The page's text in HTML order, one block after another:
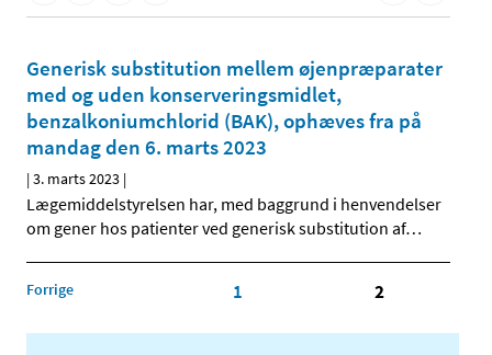
Generisk substitution mellem øjenpræparater
med og uden konserveringsmidlet,
benzalkoniumchlorid (BAK), ophæves fra på
mandag den 6. marts 2023
|3. marts 2023 |
Lægemiddelstyrelsen har, med baggrund i henvendelser
om gener hos patienter ved generisk substitution af…
Forrige 1 2